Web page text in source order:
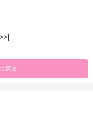
>>|
戻る